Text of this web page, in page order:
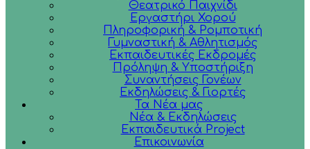
Θεατρικό Παιχνίδι
Εργαστήρι Χορού
Πληροφορική & Ρομποτική
Γυμναστική & Αθλητισμός
Εκπαιδευτικές Εκδρομές
Πρόληψη & Υποστήριξη
Συναντήσεις Γονέων
Εκδηλώσεις & Γιορτές
Τα Νέα μας
Νέα & Εκδηλώσεις
Εκπαιδευτικά Project
Επικοινωνία